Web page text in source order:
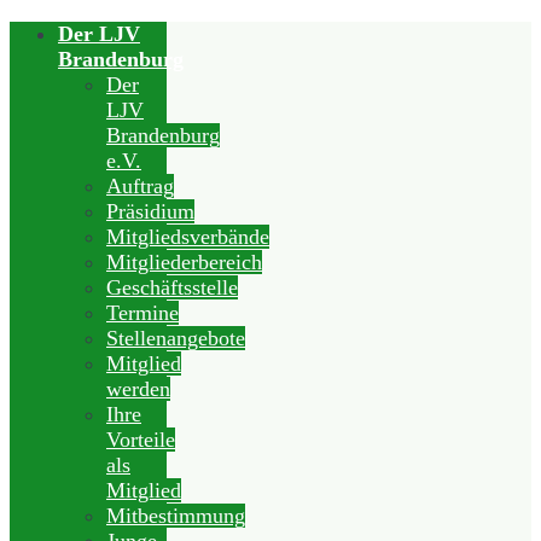
Der LJV
Brandenburg
Der
LJV
Brandenburg
e.V.
Auftrag
Präsidium
Mitgliedsverbände
Mitgliederbereich
Geschäftsstelle
Termine
Stellenangebote
Mitglied
werden
Ihre
Vorteile
als
Mitglied
Mitbestimmung